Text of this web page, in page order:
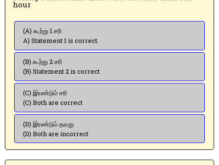
hour
(A) கூற்று 1 சரி
A) Statement 1 is correct.
(B) கூற்று 2 சரி
(B) Statement 2 is correct
(C) இரண்டும் சரி
(C) Both are correct
(D) இரண்டும் தவறு
(D) Both are incorrect